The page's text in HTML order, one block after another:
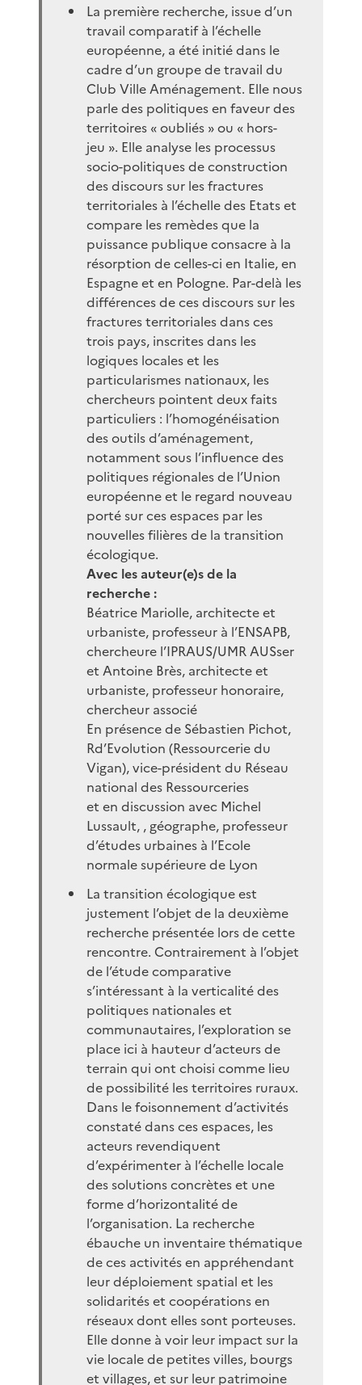
La première recherche, issue d’un
travail comparatif à l’échelle
européenne, a été initié dans le
cadre d’un groupe de travail du
Club Ville Aménagement. Elle nous
parle des politiques en faveur des
territoires « oubliés » ou « hors-
jeu ». Elle analyse les processus
socio-politiques de construction
des discours sur les fractures
territoriales à l’échelle des Etats et
compare les remèdes que la
puissance publique consacre à la
résorption de celles-ci en Italie, en
Espagne et en Pologne. Par-delà les
différences de ces discours sur les
fractures territoriales dans ces
trois pays, inscrites dans les
logiques locales et les
particularismes nationaux, les
chercheurs pointent deux faits
particuliers : l’homogénéisation
des outils d’aménagement,
notamment sous l’influence des
politiques régionales de l’Union
européenne et le regard nouveau
porté sur ces espaces par les
nouvelles filières de la transition
écologique.
Avec les auteur(e)s de la
recherche :
Béatrice Mariolle, architecte et
urbaniste, professeur à l’ENSAPB,
chercheure l’IPRAUS/UMR AUSser
et Antoine Brès, architecte et
urbaniste, professeur honoraire,
chercheur associé
En présence de Sébastien Pichot,
Rd’Evolution (Ressourcerie du
Vigan), vice-président du Réseau
national des Ressourceries
et en discussion avec Michel
Lussault, , géographe, professeur
d’études urbaines à l’Ecole
normale supérieure de Lyon
La transition écologique est
justement l’objet de la deuxième
recherche présentée lors de cette
rencontre. Contrairement à l’objet
de l’étude comparative
s’intéressant à la verticalité des
politiques nationales et
communautaires, l’exploration se
place ici à hauteur d’acteurs de
terrain qui ont choisi comme lieu
de possibilité les territoires ruraux.
Dans le foisonnement d’activités
constaté dans ces espaces, les
acteurs revendiquent
d’expérimenter à l’échelle locale
des solutions concrètes et une
forme d’horizontalité de
l’organisation. La recherche
ébauche un inventaire thématique
de ces activités en appréhendant
leur déploiement spatial et les
solidarités et coopérations en
réseaux dont elles sont porteuses.
Elle donne à voir leur impact sur la
vie locale de petites villes, bourgs
et villages, et sur leur patrimoine